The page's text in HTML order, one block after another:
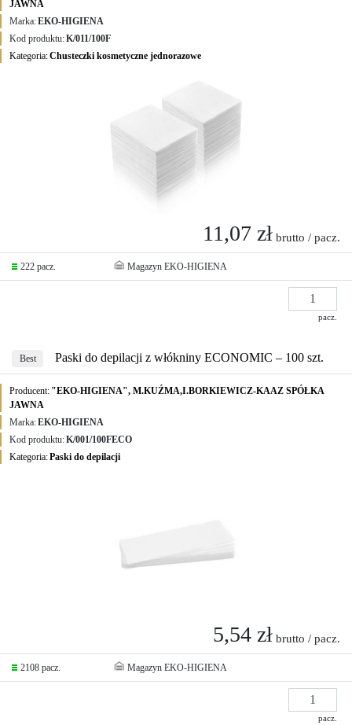
JAWNA
Marka:EKO-HIGIENA
Kod produktu:K/011/100F
Kategoria:Chusteczki kosmetyczne jednorazowe
11,07 zł brutto / pacz.
222 pacz. Magazyn EKO-HIGIENA
pacz.
Best Paski do depilacji z włókniny ECONOMIC – 100 szt.
Producent: "EKO-HIGIENA", M.KUŹMA,I.BORKIEWICZ-KAAZ SPÓŁKA
JAWNA
Marka:EKO-HIGIENA
Kod produktu:K/001/100FECO
Kategoria:Paski do depilacji
5,54 zł brutto / pacz.
2108 pacz. Magazyn EKO-HIGIENA
pacz.